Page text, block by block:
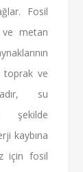
Fosil
ve metan
toprak ve
su
şekilde
kaybına
için fosil